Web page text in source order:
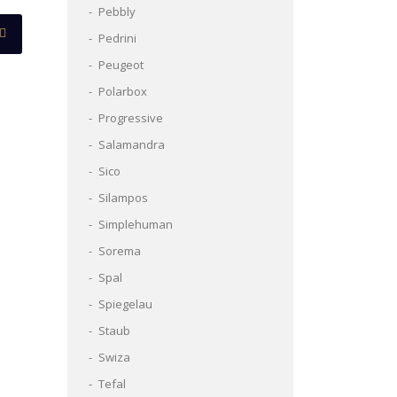
Pebbly
Pedrini
Peugeot
Polarbox
Progressive
Salamandra
Sico
Silampos
Simplehuman
Sorema
Spal
Spiegelau
Staub
Swiza
Tefal